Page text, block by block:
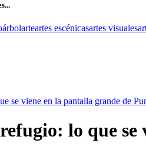
árbolarteartes escénicasartes visuales
se viene en la pantalla grande de
lo que